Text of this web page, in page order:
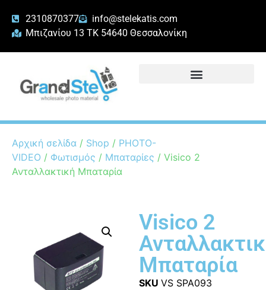
2310870377
info@stelekatis.com
Μπιζανίου 13 ΤΚ 54640 Θεσσαλονίκη
Αρχική σελίδα / Shop / PHOTO-
VIDEO / Φωτισμός / Μπαταρίες / Visico 2
Ανταλλακτική Μπαταρία
Visico 2
Μπαταρία
SKU VS SPA093